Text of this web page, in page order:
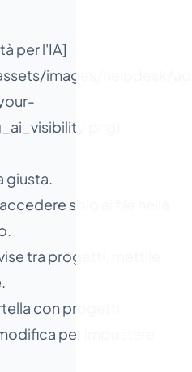
per l'IA]
images/helpdesk/
giusta.
solo ai file nella
tra progetti, mettile
con progetti
per impostare